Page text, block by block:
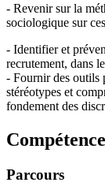
- Revenir sur la
sociologique sur
- Identifier et
recrutement, dans
- Fournir des outils
stéréotypes et
fondement des
Parcours